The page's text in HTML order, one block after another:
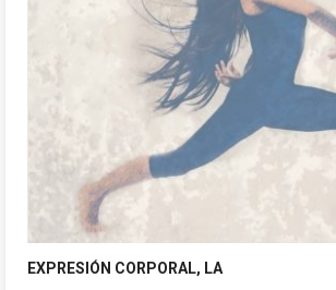
EXPRESIÓN CORPORAL, LA